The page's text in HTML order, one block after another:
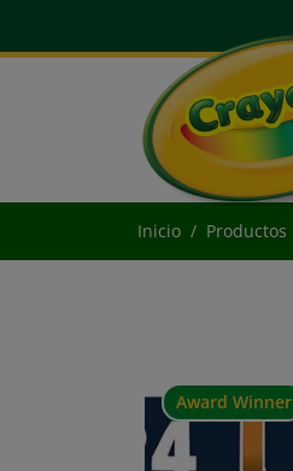
Inicio Productos
Award Winner